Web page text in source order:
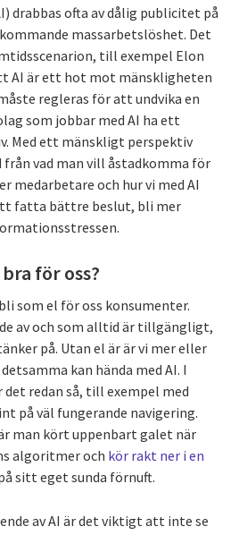
drabbas ofta av dålig publicitet på
massarbetslöshet. Det
till exempel Elon
AI är ett hot mot mänskligheten
regleras för att undvika en
som jobbar med AI ha ett
Med ett mänskligt perspektiv
vad man vill åstadkomma för
medarbetare och hur vi med AI
fatta bättre beslut, bli mer
för oss?
som el för oss konsumenter.
av och som alltid är tillgängligt,
på. Utan el är är vi mer eller
kan hända med AI. I
redan så, till exempel med
på väl fungerande navigering.
man kört uppenbart galet när
algoritmer och kör rakt ner i en
sitt eget sunda förnuft.
av AI är det viktigt att inte se